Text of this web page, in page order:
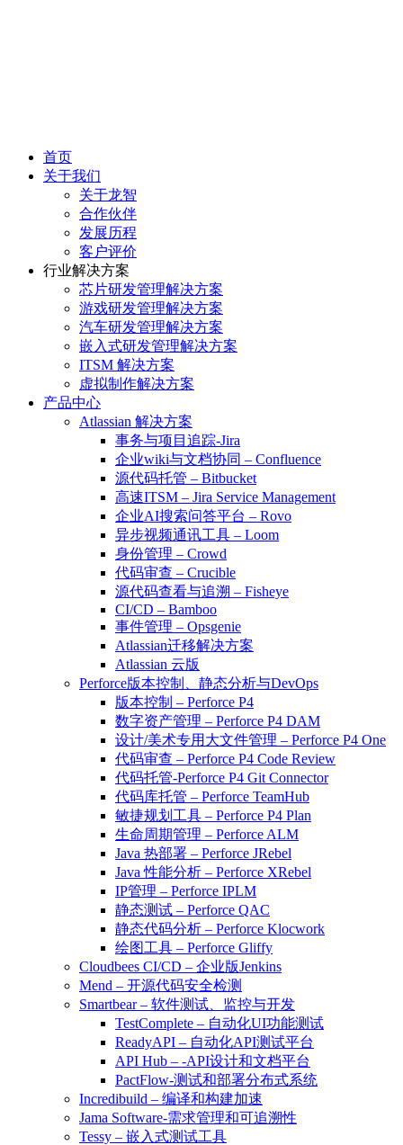
首页
关于我们
关于龙智
合作伙伴
发展历程
客户评价
行业解决方案
芯片研发管理解决方案
游戏研发管理解决方案
汽车研发管理解决方案
嵌入式研发管理解决方案
ITSM 解决方案
虚拟制作解决方案
产品中心
Atlassian 解决方案
事务与项目追踪-Jira
企业wiki与文档协同 – Confluence
源代码托管 – Bitbucket
高速ITSM – Jira Service Management
企业AI搜索问答平台 – Rovo
异步视频通讯工具 – Loom
身份管理 – Crowd
代码审查 – Crucible
源代码查看与追溯 – Fisheye
CI/CD – Bamboo
事件管理 – Opsgenie
Atlassian迁移解决方案
Atlassian 云版
Perforce版本控制、静态分析与DevOps
版本控制 – Perforce P4
数字资产管理 – Perforce P4 DAM
设计/美术专用大文件管理 – Perforce P4 One
代码审查 – Perforce P4 Code Review
代码托管-Perforce P4 Git Connector
代码库托管 – Perforce TeamHub
敏捷规划工具 – Perforce P4 Plan
生命周期管理 – Perforce ALM
Java 热部署 – Perforce JRebel
Java 性能分析 – Perforce XRebel
IP管理 – Perforce IPLM
静态测试 – Perforce QAC
静态代码分析 – Perforce Klocwork
绘图工具 – Perforce Gliffy
Cloudbees CI/CD – 企业版Jenkins
Mend – 开源代码安全检测
Smartbear – 软件测试、监控与开发
TestComplete – 自动化UI功能测试
ReadyAPI – 自动化API测试平台
API Hub – -API设计和文档平台
PactFlow-测试和部署分布式系统
Incredibuild – 编译和构建加速
Jama Software-需求管理和可追溯性
Tessy – 嵌入式测试工具